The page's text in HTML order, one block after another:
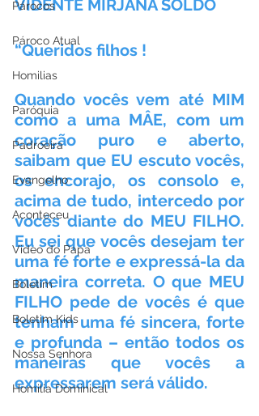
Párocos
Pároco Atual
Homilias
Paróquia
Padroeira
Evangelho
Aconteceu
Video do Papa
Boletim
Boletim Kids
Nossa Senhora
Homilia Dominical
VIDENTE MIRJANA SOLDO
“Queridos filhos !
Quando vocês vem até MIM
como a uma MÂE, com um
coração puro e aberto,
saibam que EU escuto vocês,
os encorajo, os consolo e,
acima de tudo, intercedo por
vocês diante do MEU FILHO.
Eu sei que vocês desejam ter
uma fé forte e expressá-la da
maneira correta. O que MEU
FILHO pede de vocês é que
tenham uma fé sincera, forte
e profunda – então todos os
maneiras que vocês a
expressarem será válido.